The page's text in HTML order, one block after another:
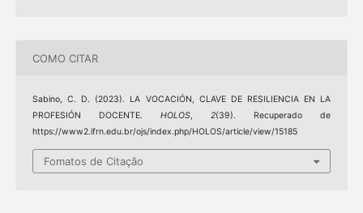
COMO CITAR
Sabino, C. D. (2023). LA VOCACIÓN, CLAVE DE RESILIENCIA EN LA
PROFESIÓN DOCENTE. HOLOS,2(39). Recuperado de
https://www2.ifrn.edu.br/ojs/index.php/HOLOS/article/view/15185
Fomatos de Citação